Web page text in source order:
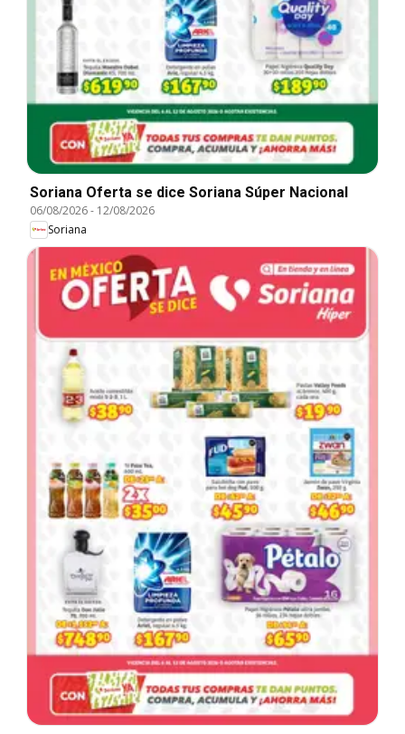
Soriana Oferta se dice Soriana Súper Nacional
06/08/2026- 12/08/2026
Soriana